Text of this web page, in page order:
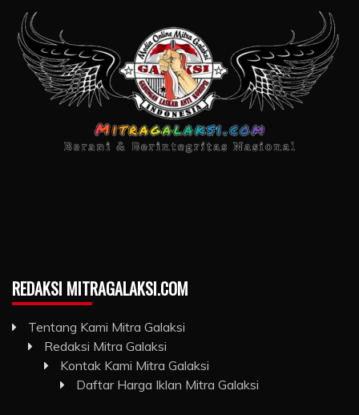
REDAKSI MITRAGALAKSI.COM
Tentang Kami Mitra Galaksi
Redaksi Mitra Galaksi
Kontak Kami Mitra Galaksi
Daftar Harga Iklan Mitra Galaksi